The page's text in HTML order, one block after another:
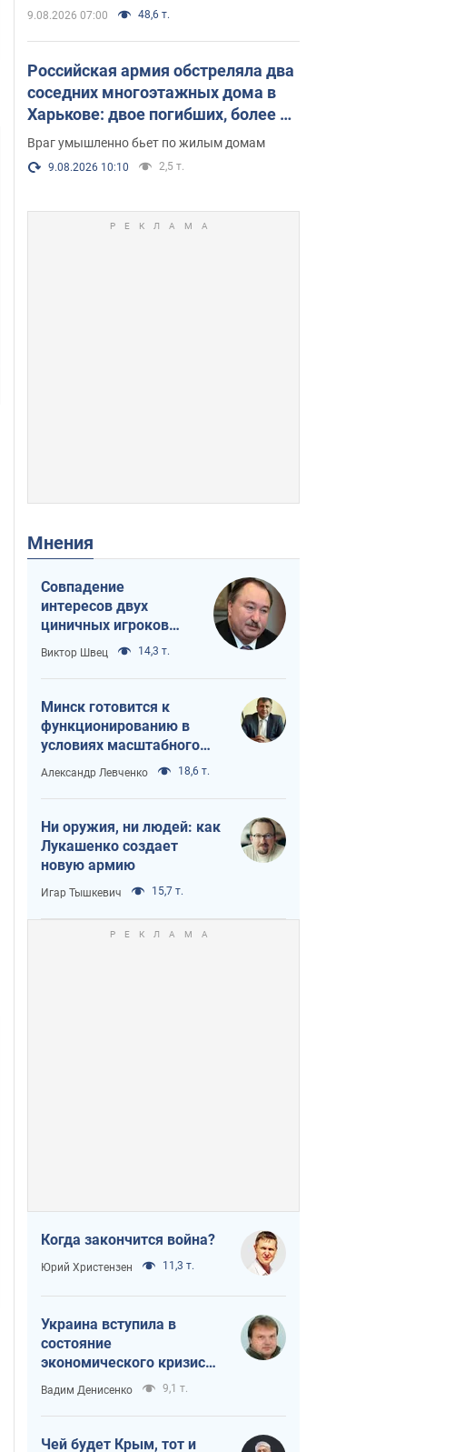
9.08.2026 07:00 48,6 т.
Российская армия обстреляла два
соседних многоэтажных дома в
Харькове: двое погибших, более 20
пострадавших
Враг умышленно бьет по жилым домам
9.08.2026 10:10 2,5 т.
Мнения
Совпадение
интересов двух
циничных игроков
или тайный план
Трампа и Путина?
Виктор Швец 14,3 т.
Минск готовится к
функционированию в
условиях масштабного
военного кризиса
Александр Левченко 18,6 т.
Ни оружия, ни людей: как
Лукашенко создает
новую армию
Игар Тышкевич 15,7 т.
Когда закончится война?
Юрий Христензен 11,3 т.
Украина вступила в
состояние
экономического кризиса.
Есть ли свет в конце
туннеля?
Вадим Денисенко 9,1 т.
Чей будет Крым, тот и